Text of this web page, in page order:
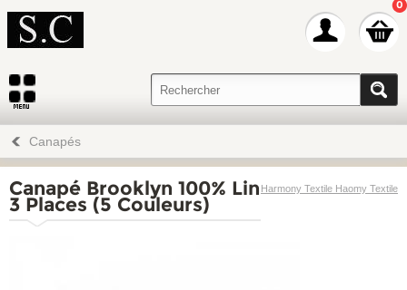
0
Canapés
Harmony Textile Haomy Textile
Canapé Brooklyn 100% Lin
3 Places (5 Couleurs)